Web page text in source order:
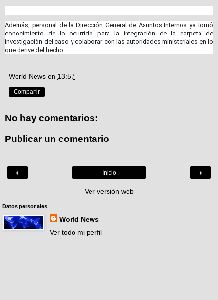
Además, personal de la Dirección General de Asuntos Internos ya tomó
conocimiento de lo ocurrido para la integración de la carpeta de
investigación del caso y colaborar con las autoridades ministeriales en lo
que derive del hecho.
World News en 13:57
Compartir
No hay comentarios:
Publicar un comentario
‹ ›
Inicio
Ver versión web
Datos personales
World News
Ver todo mi perfil